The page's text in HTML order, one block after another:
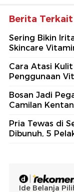
Berita Terkait
Sering Bikin
Skincare
Cara Atasi
Penggunaan
Bosan Jadi
Camilan
Pria Tewas di
Dibunuh, 5